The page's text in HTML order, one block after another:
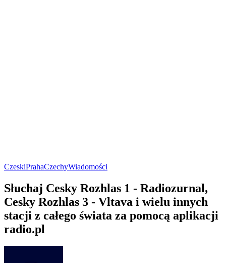
CzeskiPrahaCzechyWiadomości
Słuchaj Cesky Rozhlas 1 - Radiozurnal,
Cesky Rozhlas 3 - Vltava i wielu innych
stacji z całego świata za pomocą aplikacji
radio.pl